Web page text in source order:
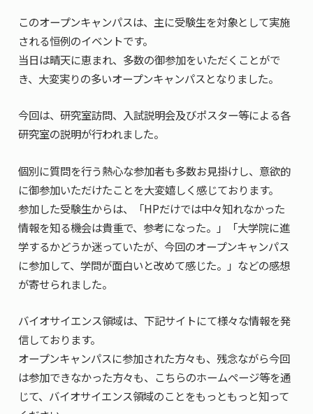
国際バイオゼミナール
サマーキャンプ
海外ラボインターンシップ
国際学生ワークショップ
UCDオンラインゼミナール
就職支援
研究＆授業
イベント
生活
保護者の方へ
合わせ
マップ
学内限定
受験生の方へ
在学生の方へ
教職員の方へ
地域・一般の方へ
企業・研究者の方へ
このオープンキャンパスは、主に受験生を対象として実施
される恒例のイベントです。
当日は晴天に恵まれ、多数の御参加をいただくことがで
き、大変実りの多いオープンキャンパスとなりました。
今回は、研究室訪問、入試説明会及びポスター等による各
研究室の説明が行われました。
個別に質問を行う熱心な参加者も多数お見掛けし、意欲的
に御参加いただけたことを大変嬉しく感じております。
参加した受験生からは、「HPだけでは中々知れなかった
情報を知る機会は貴重で、参考になった。」「大学院に進
学するかどうか迷っていたが、今回のオープンキャンパス
に参加して、学問が面白いと改めて感じた。」などの感想
が寄せられました。
バイオサイエンス領域は、下記サイトにて様々な情報を発
信しております。
オープンキャンパスに参加された方々も、残念ながら今回
は参加できなかった方々も、こちらのホームページ等を通
じて、バイオサイエンス領域のことをもっともっと知って